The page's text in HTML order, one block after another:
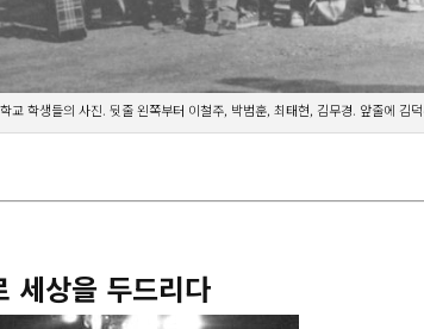
교 학생들의 사진. 뒷줄 왼쪽부터 이철주, 박범훈, 최태현, 김무경. 앞줄에 김
세상을 두드리다